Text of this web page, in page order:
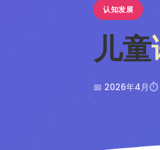
认知发展
儿童
📅 2026年4月 ⏱️